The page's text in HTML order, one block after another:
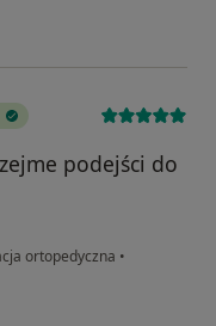
podejści do
ortopedyczna •